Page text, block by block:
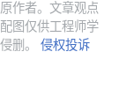
作者。文章观点
图仅供工程师学
侵删。侵权投诉